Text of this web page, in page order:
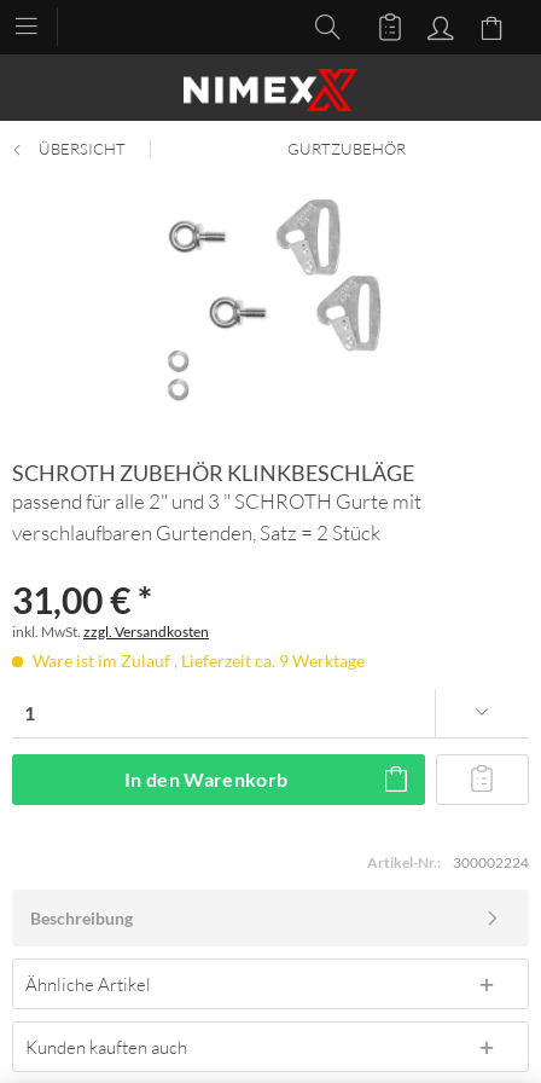
ÜBERSICHT GURTZUBEHÖR
SCHROTH ZUBEHÖR KLINKBESCHLÄGE
passend für alle 2" und 3 " SCHROTH Gurte mit
verschlaufbaren Gurtenden, Satz = 2 Stück
31,00 € *
inkl. MwSt. zzgl. Versandkosten
Ware ist im Zulauf , Lieferzeit ca. 9 Werktage
In denWarenkorb
Artikel-Nr.: 300002224
Beschreibung
Ähnliche Artikel
Kunden kauften auch